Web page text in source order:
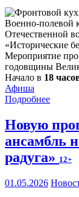
Военно-полевой
Отечественной
«Исторические
Мероприятие
годовщины
Начало в 18
Афиша
Подробнее
Новую
ансамбль
радуга» 12+
01.05.2026